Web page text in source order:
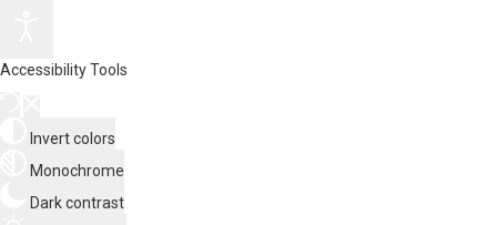
Accessibility Tools
Invert colors
Monochrome
Dark contrast